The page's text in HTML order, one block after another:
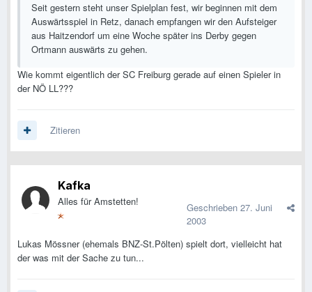
Seit gestern steht unser Spielplan fest, wir beginnen mit dem
Auswärtsspiel in Retz, danach empfangen wir den Aufsteiger
aus Haitzendorf um eine Woche später ins Derby gegen
Ortmann auswärts zu gehen.
Wie kommt eigentlich der SC Freiburg gerade auf einen Spieler in
der NÖ LL???
Zitieren
Kafka
Alles für Amstetten! Geschrieben 27. Juni
2003
Lukas Mössner (ehemals BNZ-St.Pölten) spielt dort, vielleicht hat
der was mit der Sache zu tun...